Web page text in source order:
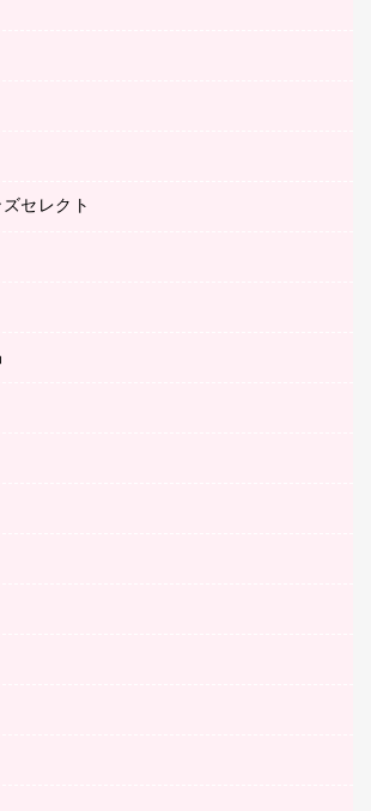
ＳＢアクセサリー
ル
表紙
２穴インデックス
・３０穴インデックス
会計用品
品
クリーナー
ブックスタンド
セレクト
ト
ト（食品・飲料）
ト
ャー用品
ダル・シューズ
パー
パー
石鹸
ル
ル用替芯
芯
ルインク）
（油性）
スク
品
ト
家電
セサリー
ーヒー